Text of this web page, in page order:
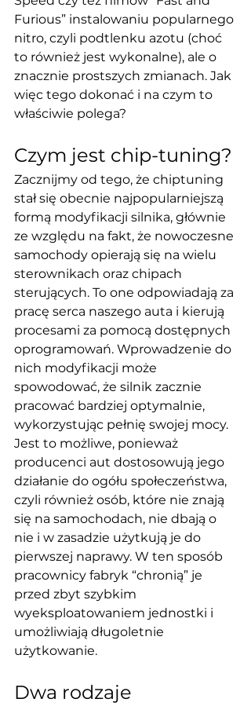
Furious” instalowaniu popularnego
nitro, czyli podtlenku azotu (choć
to również jest wykonalne), ale o
znacznie prostszych zmianach. Jak
więc tego dokonać i na czym to
właściwie polega?
Czym jest chip-tuning?
Zacznijmy od tego, że chiptuning
stał się obecnie najpopularniejszą
formą modyfikacji silnika, głównie
ze względu na fakt, że nowoczesne
samochody opierają się na wielu
sterownikach oraz chipach
sterujących. To one odpowiadają za
pracę serca naszego auta i kierują
procesami za pomocą dostępnych
oprogramowań. Wprowadzenie do
nich modyfikacji może
spowodować, że silnik zacznie
pracować bardziej optymalnie,
wykorzystując pełnię swojej mocy.
Jest to możliwe, ponieważ
producenci aut dostosowują jego
działanie do ogółu społeczeństwa,
czyli również osób, które nie znają
się na samochodach, nie dbają o
nie i w zasadzie użytkują je do
pierwszej naprawy. W ten sposób
pracownicy fabryk “chronią” je
przed zbyt szybkim
wyeksploatowaniem jednostki i
umożliwiają długoletnie
użytkowanie.
Dwa rodzaje